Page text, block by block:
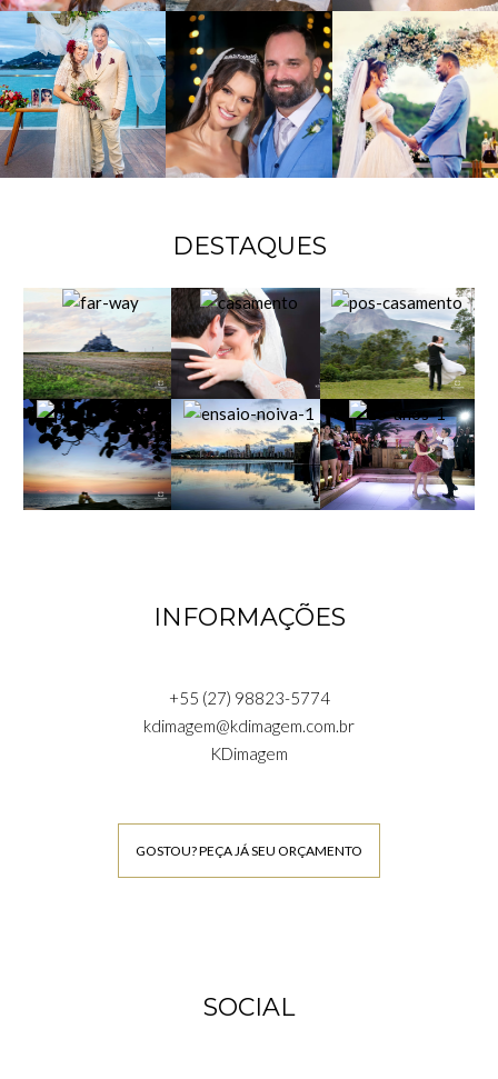
DESTAQUES
INFORMAÇÕES
+55 (27) 98823-5774
kdimagem@kdimagem.com.br
KDimagem
GOSTOU? PEÇA JÁ SEU ORÇAMENTO
SOCIAL